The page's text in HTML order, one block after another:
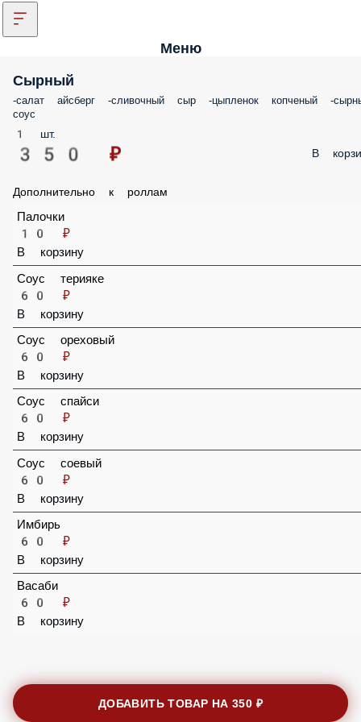
Меню
Сырный
-салат айсберг -сливочный сыр -цыпленок копченый -
соус
1 шт.
350 ₽ В
Дополнительно к роллам
Палочки
10 ₽
В корзину
Соус терияке
60 ₽
В корзину
Соус ореховый
60 ₽
В корзину
Соус спайси
60 ₽
В корзину
Соус соевый
60 ₽
В корзину
Имбирь
60 ₽
В корзину
В корзину
ДОБАВИТЬ ТОВАР НА350 ₽